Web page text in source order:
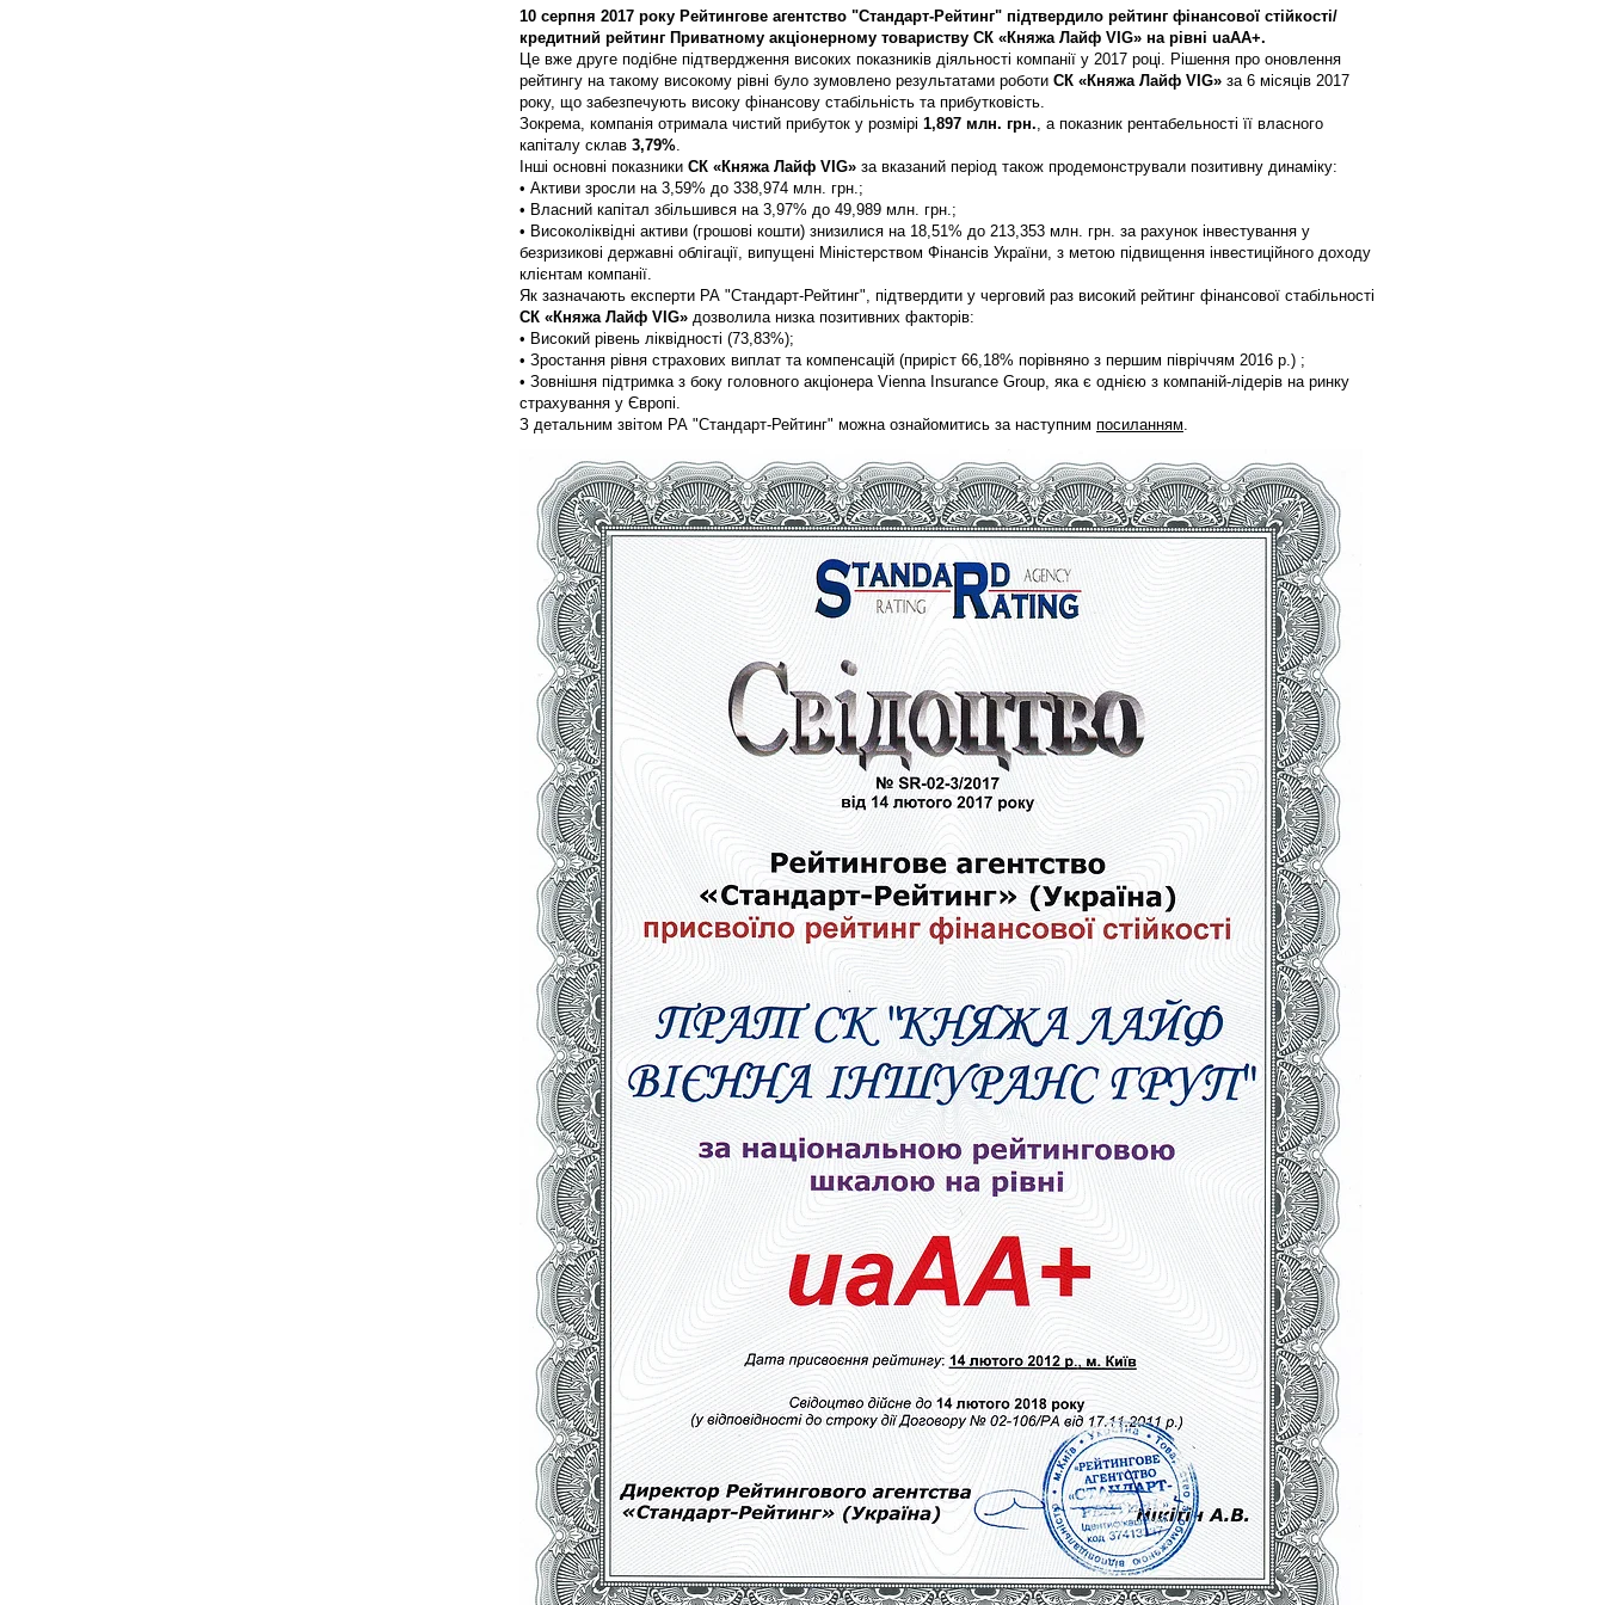
10 серпня 2017 року Рейтингове агентство "Стандарт-Рейтинг" підтвердило рейтинг фінансової стійкості/
кредитний рейтинг Приватному акціонерному товариству СК «Княжа Лайф VIG» на рівні uaAA+.
Це вже друге подібне підтвердження високих показників діяльності компанії у 2017 році. Рішення про оновлення
рейтингу на такому високому рівні було зумовлено результатами роботи СК «Княжа Лайф VIG» за 6 місяців 2017
року, що забезпечують високу фінансову стабільність та прибутковість.
Зокрема, компанія отримала чистий прибуток у розмірі 1,897 млн. грн., а показник рентабельності її власного
капіталу склав 3,79%.
Інші основні показники СК «Княжа Лайф VIG» за вказаний період також продемонстрували позитивну динаміку:
• Активи зросли на 3,59% до 338,974 млн. грн.;
• Власний капітал збільшився на 3,97% до 49,989 млн. грн.;
• Високоліквідні активи (грошові кошти) знизилися на 18,51% до 213,353 млн. грн. за рахунок інвестування у
безризикові державні облігації, випущені Міністерством Фінансів України, з метою підвищення інвестиційного доходу
клієнтам компанії.
Як зазначають експерти РА "Стандарт-Рейтинг", підтвердити у черговий раз високий рейтинг фінансової стабільності
СК «Княжа Лайф VIG» дозволила низка позитивних факторів:
• Високий рівень ліквідності (73,83%);
• Зростання рівня страхових виплат та компенсацій (приріст 66,18% порівняно з першим півріччям 2016 р.) ;
• Зовнішня підтримка з боку головного акціонера Vienna Insurance Group, яка є однією з компаній-лідерів на ринку
страхування у Європі.
З детальним звітом РА "Стандарт-Рейтинг" можна ознайомитись за наступним посиланням.